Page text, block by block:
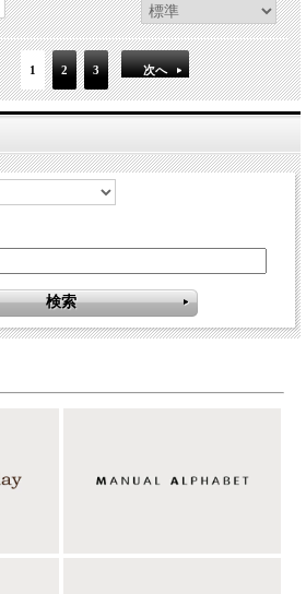
1 2 3 次へ